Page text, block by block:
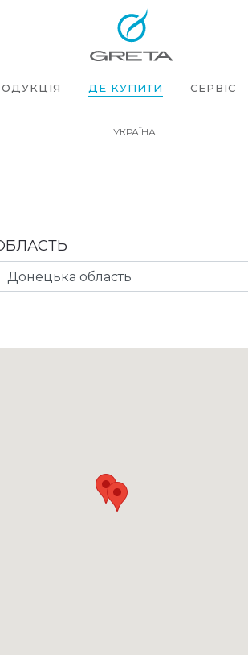
ДЕ КУПИТИ СЕРВІС
УКРАЇНА